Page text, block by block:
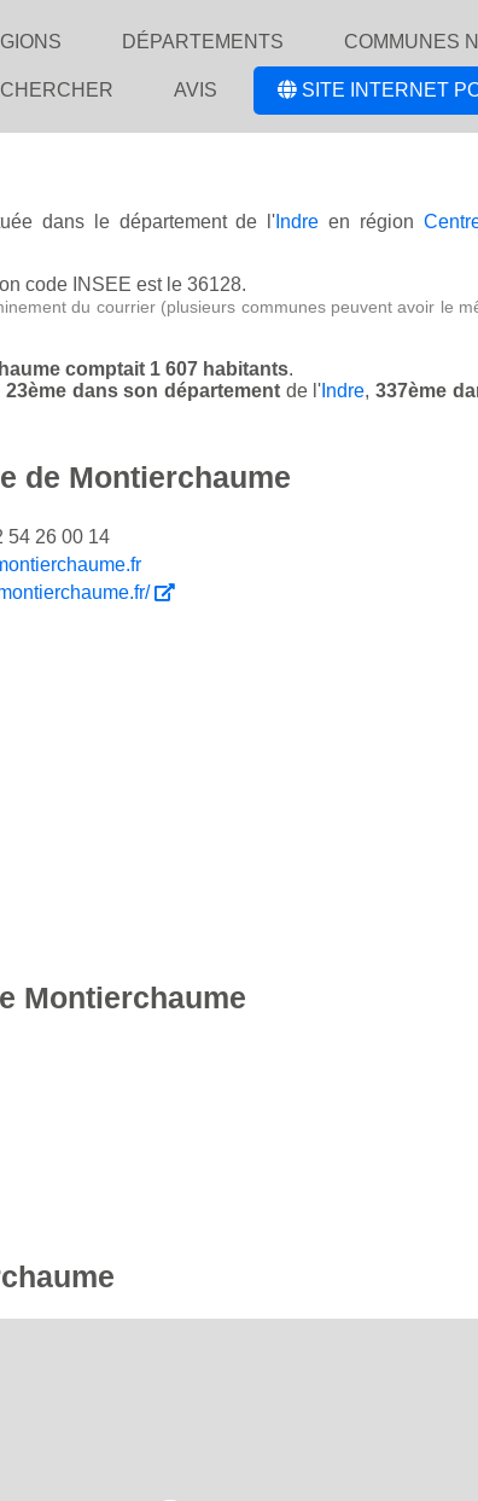
DÉPARTEMENTS COMMUNES
AVIS SITE INTERNET
dans le département de l' Indre en région
code INSEE est le 36128.
du courrier (plusieurs communes peuvent avoir le
comptait 1 607 habitants.
dans son département de l' Indre,337ème
de Montierchaume
54 26 00 14
Montierchaume